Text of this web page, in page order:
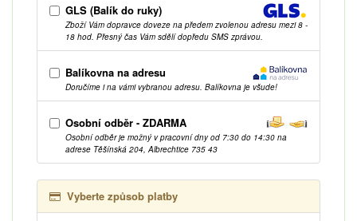
GLS (Balík do ruky)
Zboží Vám dopravce doveze na předem zvolenou adresu mezi 8 -
18 hod. Přesný čas Vám sdělí dopředu SMS zprávou.
Balíkovna na adresu
Doručíme i na vámi vybranou adresu. Balíkovna je všude!
Osobní odběr - ZDARMA
Osobní odběr je možný v pracovní dny od 7:30 do 14:30 na
adrese Těšínská 204, Albrechtice 735 43
Vyberte způsob platby